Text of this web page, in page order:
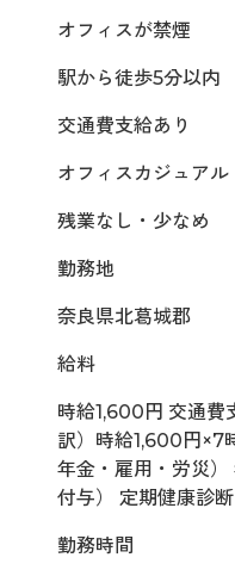
オフィスが禁煙
駅から徒歩5分以内
交通費支給あり
オフィスカジュアル
残業なし・少なめ
勤務地
奈良県北葛城郡
給料
時給1,600円 交通
訳）時給1,600円×7
年金・雇用・労災
付与） 定期健康診
勤務時間